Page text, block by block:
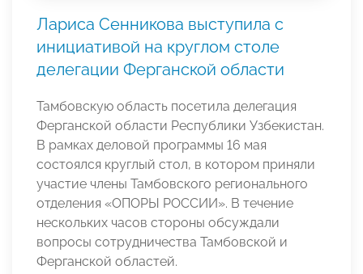
Лариса Сенникова выступила с
инициативой на круглом столе
делегации Ферганской области
Тамбовскую область посетила делегация
Ферганской области Республики Узбекистан.
В рамках деловой программы 16 мая
состоялся круглый стол, в котором приняли
участие члены Тамбовского регионального
отделения «ОПОРЫ РОССИИ». В течение
нескольких часов стороны обсуждали
вопросы сотрудничества Тамбовской и
Ферганской областей.